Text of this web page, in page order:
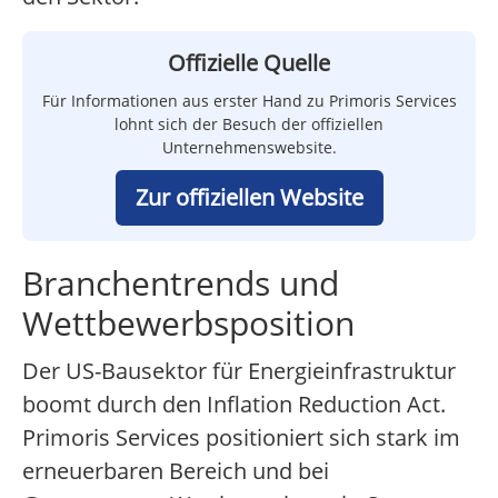
Offizielle Quelle
Für Informationen aus erster Hand zu Primoris Services
lohnt sich der Besuch der offiziellen
Unternehmenswebsite.
Zur offiziellen Website
Branchentrends und
Wettbewerbsposition
Der US-Bausektor für Energieinfrastruktur
boomt durch den Inflation Reduction Act.
Primoris Services positioniert sich stark im
erneuerbaren Bereich und bei